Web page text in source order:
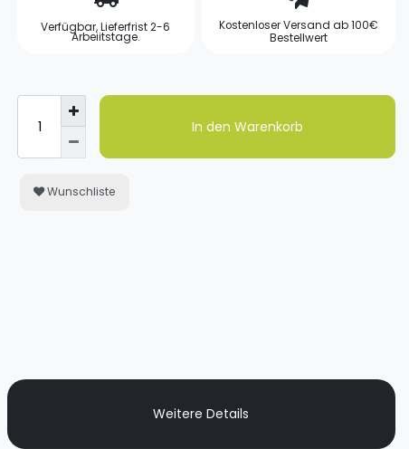
Verfügbar, Lieferfrist 2-6
Arbeiitstage.
Kostenloser Versand ab 100€
Bestellwert
In den Warenkorb
Wunschliste
Weitere Details